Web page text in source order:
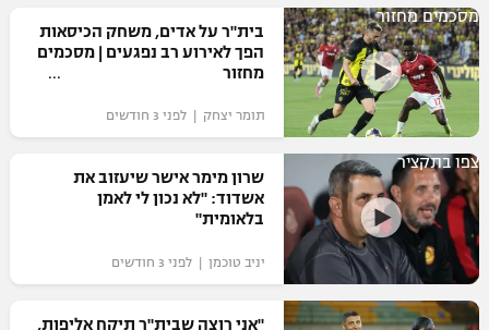
כדורגל ישראלי
ליגת העל
גביע הטוטו
ליגיונרים
גביע המדינה
כדורגל עולמי
ליגת האלופות
ליגה אירופית
ליגה אנגלית
כדורסל ישראלי
ליגת ווינר סל
ליגה לאומית
כדורסל עולמי
NBA
מסכמים מחזור
בית"ר על אדים, משחק הכיסאות
הפך לאירוע רב נפגעים | מסכמים
מחזור
תומר יצחק | לפני 3 חודשים
צפו בתקציר
שרון מימר אישר שיעזוב את
אשדוד: "לא נכון לי לאמן
בלאומית"
יניב טוכמן | לפני 3 חודשים
"אני רוצה שבית"ר תיקח אליפות,